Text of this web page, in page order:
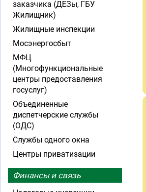
заказчика (ДЕЗы, ГБУ
Жилищник)
Жилищные инспекции
Мосэнергосбыт
МФЦ
(Многофункциональные
центры предоставления
госуслуг)
Объединенные
диспетчерские службы
(ОДС)
Службы одного окна
Центры приватизации
Финансы и связь